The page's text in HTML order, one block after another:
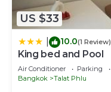
US $33
10.0(1 Review)
King bed and Pool
Air Conditioner Parking
Bangkok
Talat Phlu